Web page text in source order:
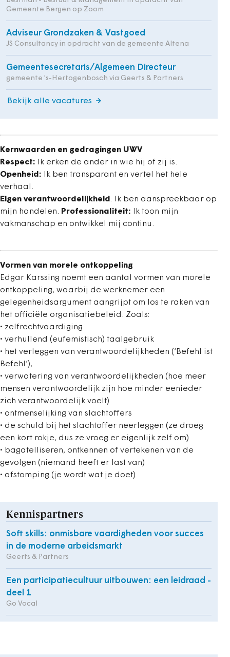
Gemeente Bergen op Zoom
Adviseur Grondzaken & Vastgoed
JS Consultancy in opdracht van de gemeente Altena
Gemeentesecretaris/Algemeen Directeur
gemeente 's-Hertogenbosch via Geerts & Partners
Bekijk alle vacatures
Kernwaarden en gedragingen UWV
Respect:
Ik erken de ander in wie hij of zij is.
Openheid: Ik ben transparant en vertel het hele
verhaal.
Eigen verantwoordelijkheid: Ik ben aanspreekbaar op
mijn handelen. Professionaliteit: Ik toon mijn
vakmanschap en ontwikkel mij continu.
Vormen van morele ontkoppeling
Edgar Karssing noemt een aantal vormen van morele
ontkoppeling, waarbij de werknemer een
gelegenheidsargument aangrijpt om los te raken van
het officiële organisatiebeleid. Zoals:
• zelfrechtvaardiging
• verhullend (eufemistisch) taalgebruik
• het verleggen van verantwoordelijkheden (‘Befehl ist
Befehl’),
• verwatering van verantwoordelijkheden (hoe meer
mensen verantwoordelijk zijn hoe minder eenieder
zich verantwoordelijk voelt)
• ontmenselijking van slachtoffers
• de schuld bij het slachtoffer neerleggen (ze droeg
een kort rokje, dus ze vroeg er eigenlijk zelf om)
• bagatelliseren, ontkennen of vertekenen van de
gevolgen (niemand heeft er last van)
• afstomping (je wordt wat je doet)
Kennispartners
Soft skills: onmisbare vaardigheden voor succes
in de moderne arbeidsmarkt
Geerts & Partners
Een participatiecultuur uitbouwen: een leidraad -
deel 1
Go Vocal